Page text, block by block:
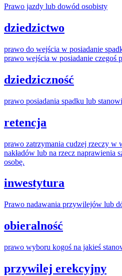
Prawo jazdy lub dowód osobisty
dziedzictwo
prawo do wejścia w posiadanie
prawo wejścia w posiadanie czegoś
dziedziczność
prawo posiadania spadku lub
retencja
prawo zatrzymania cudzej rzeczy w
nakładów lub na rzecz naprawienia
osobę.
inwestytura
Prawo nadawania przywilejów lub
obieralność
prawo wyboru kogoś na jakieś
przywilej erekcyjny